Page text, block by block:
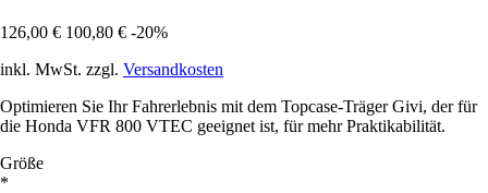
126,00 € 100,80 € -20%
inkl. MwSt. zzgl. Versandkosten
Optimieren Sie Ihr Fahrerlebnis mit dem Topcase-Träger Givi, der für
die Honda VFR 800 VTEC geeignet ist, für mehr Praktikabilität.
Größe
*